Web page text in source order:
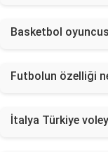
Basketbol
Futbolun özelliği
İtalya Türkiye